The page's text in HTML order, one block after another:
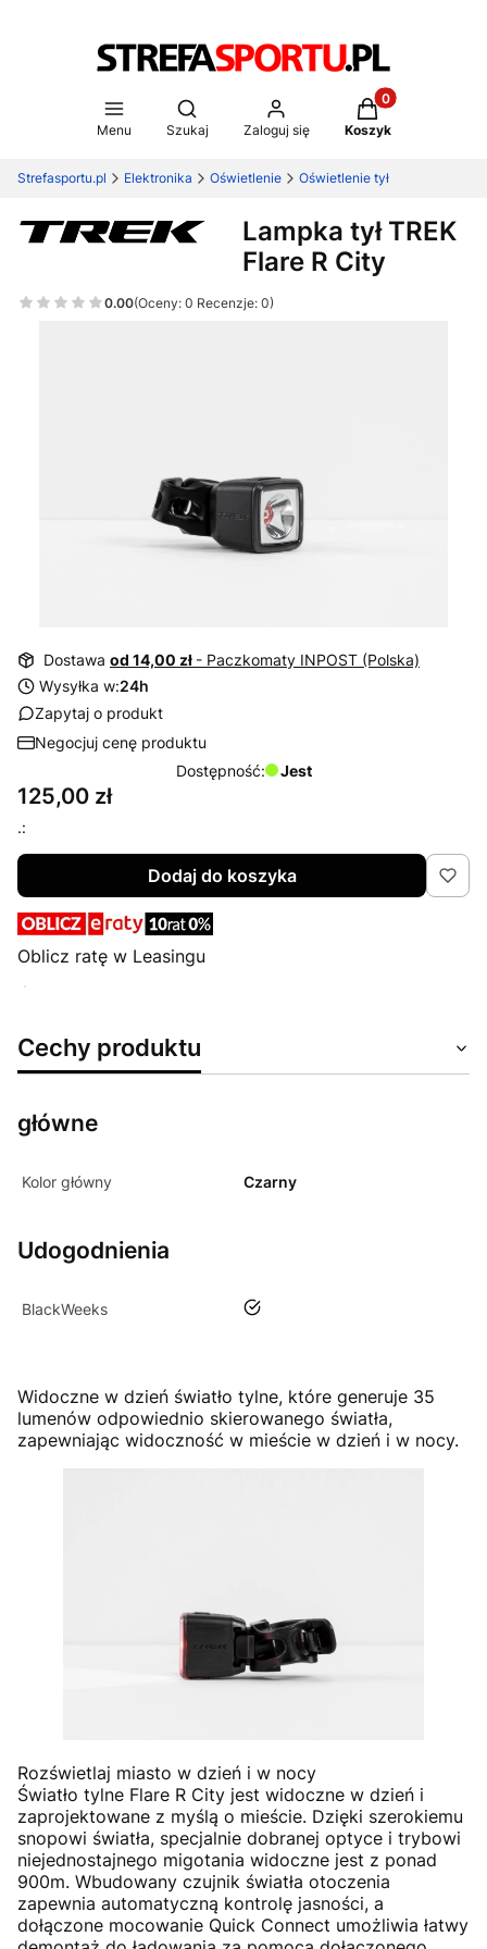
Menu
Otwórz wyszukiwarkę
Szukaj Zaloguj się
Produkty w
Koszyk
Strefasportu.pl Elektronika Oświetlenie Oświetlenie tył
Lampka tył TREK
Flare R City
0.00(Oceny: 0 Recenzje: 0)
Dostawa od 14,00 zł - Paczkomaty INPOST (Polska)
Wysyłka w:24h
Zapytaj o produkt
Negocjuj cenę produktu
Dostępność:
Jest
Cena
125,00 zł
.:
Dodaj do koszyka
Oblicz ratę w Leasingu
Cechy produktu
główne
Kolor główny Czarny
Udogodnienia
BlackWeeks tak
Widoczne w dzień światło tylne, które generuje 35
lumenów odpowiednio skierowanego światła,
zapewniając widoczność w mieście w dzień i w nocy.
Rozświetlaj miasto w dzień i w nocy
Światło tylne Flare R City jest widoczne w dzień i
zaprojektowane z myślą o mieście. Dzięki szerokiemu
snopowi światła, specjalnie dobranej optyce i trybowi
niejednostajnego migotania widoczne jest z ponad
900m. Wbudowany czujnik światła otoczenia
zapewnia automatyczną kontrolę jasności, a
dołączone mocowanie Quick Connect umożliwia łatwy